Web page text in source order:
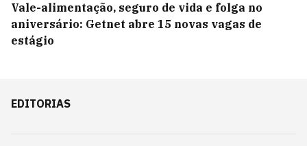
Vale-alimentação, seguro de vida e folga no
aniversário: Getnet abre 15 novas vagas de
estágio
EDITORIAS